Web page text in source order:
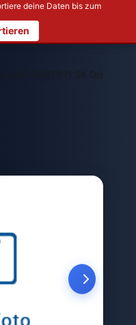
deine Daten bis zum
LEGO 5007921 2K Drive